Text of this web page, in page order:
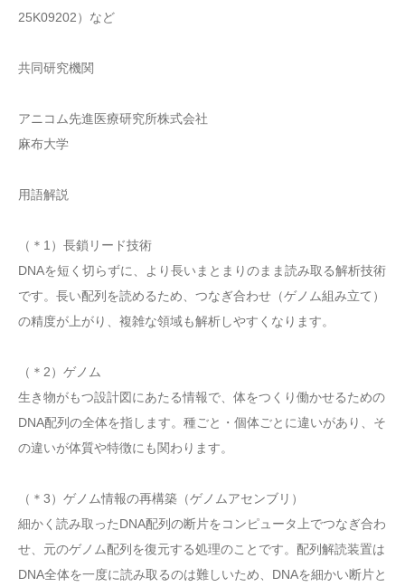
25K09202）など
共同研究機関
アニコム先進医療研究所株式会社
麻布大学
用語解説
（＊1）長鎖リード技術
DNAを短く切らずに、より長いまとまりのまま読み取る解析技術
です。長い配列を読めるため、つなぎ合わせ（ゲノム組み立て）
の精度が上がり、複雑な領域も解析しやすくなります。
（＊2）ゲノム
生き物がもつ設計図にあたる情報で、体をつくり働かせるための
DNA配列の全体を指します。種ごと・個体ごとに違いがあり、そ
の違いが体質や特徴にも関わります。
（＊3）ゲノム情報の再構築（ゲノムアセンブリ）
細かく読み取ったDNA配列の断片をコンピュータ上でつなぎ合わ
せ、元のゲノム配列を復元する処理のことです。配列解読装置は
DNA全体を一度に読み取るのは難しいため、DNAを細かい断片と